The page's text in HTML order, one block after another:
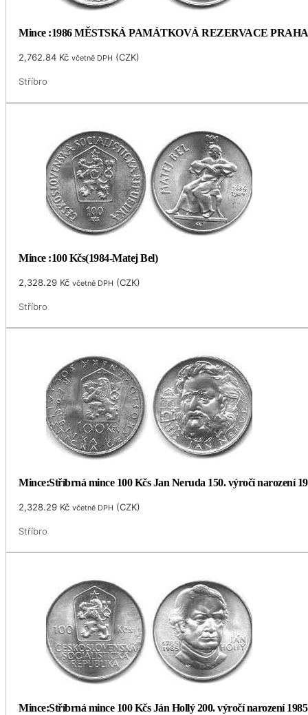
Mince :1986 MĚSTSKÁ PAMÁTKOVÁ REZERVACE PRAHA
2,762.84 Kč včetně DPH (CZK)
Stříbro
Mince :100 Kčs(1984-Matej Bel)
2,328.29 Kč včetně DPH (CZK)
Stříbro
Mince:Stříbrná mince 100 Kčs Jan Neruda 150. výročí narození
2,328.29 Kč včetně DPH (CZK)
Stříbro
Mince:Stříbrná mince 100 Kčs Ján Hollý 200. výročí narození 1985